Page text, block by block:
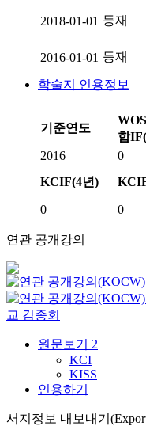
2018-01-01 등재
2016-01-01 등재
학술지 인용정보
기준연도
합
2016 0
KCIF(4년)
0 0
연관 공개강의
교 김종회
원문보기 2
KCI
KISS
인용하기
서지정보 내보내기